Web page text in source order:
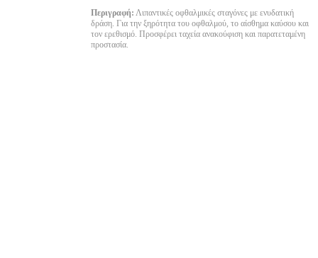
Περιγραφή: Λιπαντικές οφθαλμικές σταγόνες με ενυδατική
δράση. Για την ξηρότητα του οφθαλμού, το αίσθημα καύσου και
τον ερεθισμό. Προσφέρει ταχεία ανακούφιση και παρατεταμένη
προστασία.